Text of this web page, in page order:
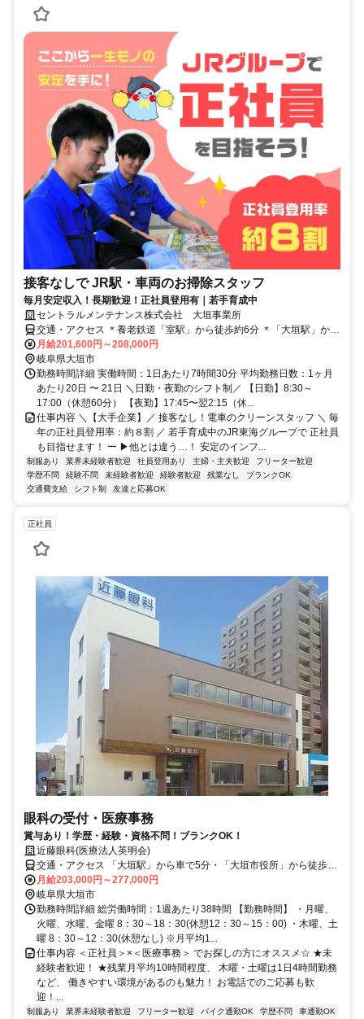
接客なしで JR駅・車両のお掃除スタッフ
毎月安定収入！長期歓迎！正社員登用有｜若手育成中
セントラルメンテナンス株式会社 大垣事業所
交通・アクセス ＊養老鉄道「室駅」から徒歩約6分 ＊「大垣駅」から
１駅！ ＊東大垣駅・西大垣駅・美濃青柳駅・北大垣駅などからも通
いやすい！
月給201,600円～208,000円
岐阜県大垣市
勤務時間詳細 実働時間：1日あたり7時間30分 平均勤務日数：1ヶ月
あたり20日 〜 21日 ＼日勤・夜勤のシフト制／ 【日勤】8:30～
17:00（休憩60分） 【夜勤】17:45〜翌2:15（休...
仕事内容 ＼【大手企業】／ 接客なし！電車のクリーンスタッフ ＼ 毎
年の正社員登用率：約８割 ／ 若手育成中のJR東海グループで 正社員
も目指せます！ ー ▶他とは違う…！ 安定のインフ...
制服あり 業界未経験者歓迎 社員登用あり 主婦・主夫歓迎
フリーター歓迎
学歴不問
経験不問 未経験者歓迎 経験者歓迎 残業なし
ブランクOK
交通費支給
シフト制 友達と応募OK
正社員
眼科の受付・医療事務
賞与あり！学歴・経験・資格不問！ブランクOK！
近藤眼科(医療法人英明会)
交通・アクセス 「大垣駅」から車で5分・「大垣市役所」から徒歩3
分／車通勤OK
月給203,000円～277,000円
岐阜県大垣市
勤務時間詳細 総労働時間：1週あたり38時間 【勤務時間】 ・月曜、
火曜、水曜、金曜 8：30～18：30(休憩12：30～15：00) ・木曜、土
曜 8：30～12：30(休憩なし) ※月平均1...
仕事内容 ＜正社員＞×＜医療事務＞ でお探しの方にオススメ☆ ★未
経験者歓迎！ ★残業月平均10時間程度、 木曜・土曜は1日4時間勤務
など、 働きやすい環境があるのも魅力！ お電話でのご応募も歓
迎！...
制服あり 業界未経験者歓迎 フリーター歓迎 バイク通勤OK 学歴不問
車通勤OK